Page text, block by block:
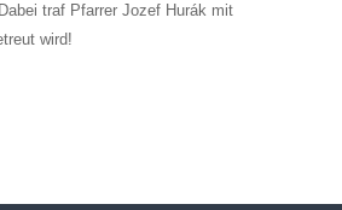
traf Pfarrer Jozef Hurák mit
wird!